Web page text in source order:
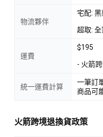
物流夥伴
宅配:
超取:
運費
$195
- 火箭
統一運費計算
一筆訂
商品可
火箭跨境退換貨政策